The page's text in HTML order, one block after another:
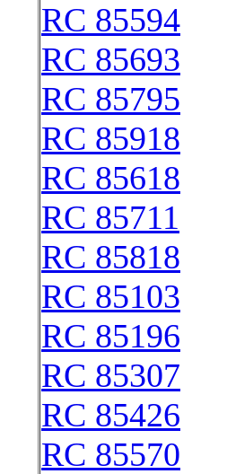
RC 85594
RC 85693
RC 85795
RC 85918
RC 85618
RC 85711
RC 85818
RC 85103
RC 85196
RC 85307
RC 85426
RC 85570